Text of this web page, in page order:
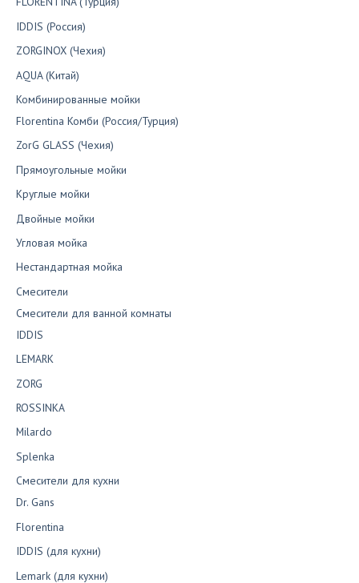
IDDIS (Россия)
ZORGINOX (Чехия)
AQUA (Китай)
Комбинированные мойки
Florentina Комби (Россия/Турция)
ZorG GLASS (Чехия)
Прямоугольные мойки
Круглые мойки
Двойные мойки
Угловая мойка
Нестандартная мойка
Смесители
Смесители для ванной комнаты
IDDIS
LEMARK
ZORG
ROSSINKA
Milardo
Splenka
Смесители для кухни
Dr. Gans
Florentina
IDDIS (для кухни)
Lemark (для кухни)